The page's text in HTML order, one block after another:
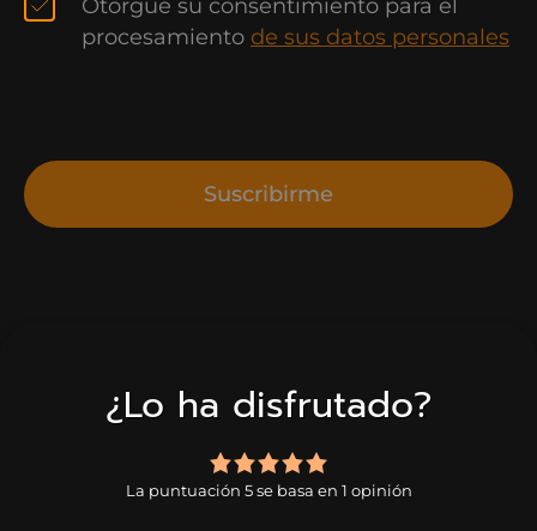
Otorgue su consentimiento para el
procesamiento de sus datos personales
Suscribirme
¿Lo ha disfrutado?
5,0
rating
La puntuación 5 se basa en 1 opinión